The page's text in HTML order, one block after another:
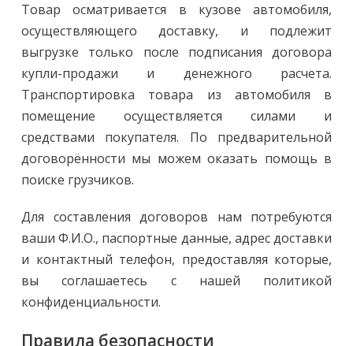
Товар осматривается в кузове автомобиля,
осуществляющего доставку, и подлежит
выгрузке только после подписания договора
купли-продажи и денежного расчета.
Транспортировка товара из автомобиля в
помещение осуществляется силами и
средствами покупателя. По предварительной
договорённости мы можем оказать помощь в
поиске грузчиков.
Для составления договоров нам потребуются
ваши Ф.И.О., паспортные данные, адрес доставки
и контактный телефон, предоставляя которые,
вы соглашаетесь с нашей политикой
конфиденциальности.
Правила безопасности